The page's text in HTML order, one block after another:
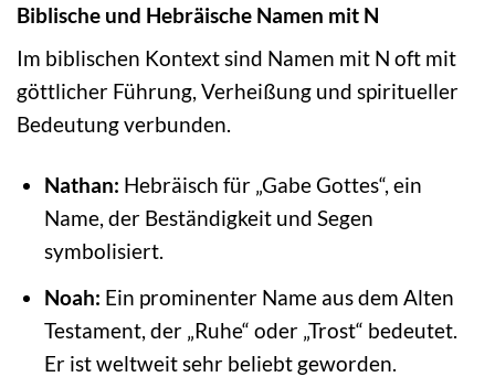
Biblische und Hebräische Namen mit N
Im biblischen Kontext sind Namen mit N oft mit
göttlicher Führung, Verheißung und spiritueller
Bedeutung verbunden.
Nathan: Hebräisch für „Gabe Gottes“, ein
Name, der Beständigkeit und Segen
symbolisiert.
Noah: Ein prominenter Name aus dem Alten
Testament, der „Ruhe“ oder „Trost“ bedeutet.
Er ist weltweit sehr beliebt geworden.